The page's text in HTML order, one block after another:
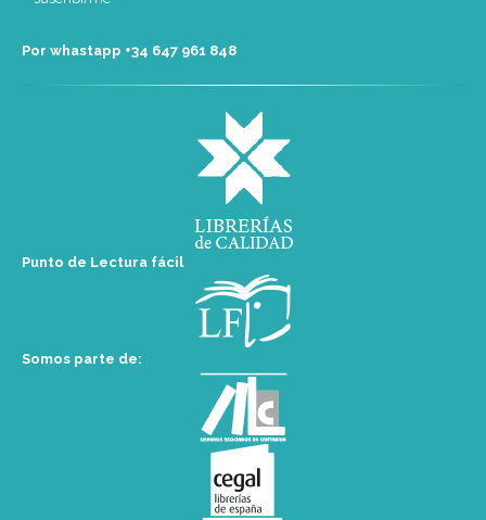
Por whastapp +34 ‭647 961 848‬
Punto de Lectura fácil
Somos parte de: